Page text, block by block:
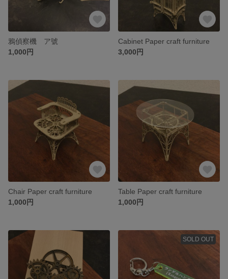
鴉偵察機 ア號
1,000円
Cabinet Paper craft furniture
3,000円
Chair Paper craft furniture
1,000円
Table Paper craft furniture
1,000円
SOLD OUT